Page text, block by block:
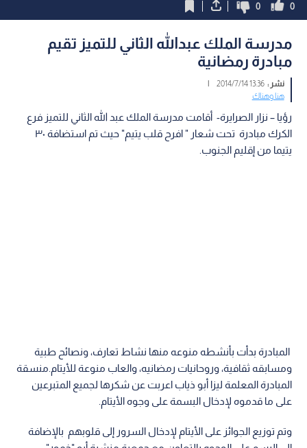
0
0
مدرسة الملك عبدالله الثاني للتميز تقيم
مبادرة رمضانية
نشر :13:36 2014/7/14
|
هنا وهناك
رؤيا – نزار الصرايرة- أقامت مدرسة الملك عبد الله الثاني للتميز فرع
الكرك مبادرة تحت شعار " افرح قلب يتيم" حيث تم استضافة ٣٠
يتيما من إقليم الجنوب.
المبادرة بدأت بأنشطه منوعه منها نشاط تعارف، ونصائح طبية
ومسابقه ثقافية، وروحانيات رمضانيه، والعاب منوعة للأيتام.منسقة
المبادرة المعلمة ليزا أبو ذياب اعربت عن شكرها لجميع المتبرعين
على ما قدموه لإدخال البسمة على وجوه الأيتام.
وتم توزيع الجوائز على الأيتام لإدخال السرور إلى قلوبهم بالإضافة